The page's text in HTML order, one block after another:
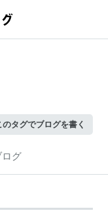
のタグでブログを書く
ログ